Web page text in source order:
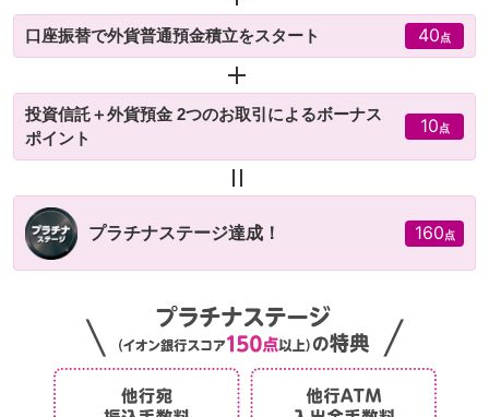
口座振替で外貨普通預金積立をスタート 40点
投資信託＋外貨預金 2つのお取引によるボーナス
ポイント
10点
プラチナステージ達成！ 160点